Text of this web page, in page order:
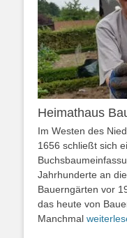
Heimathaus
Im Westen des
1656 schließt sich
Jahrhunderte an
Bauerngärten vor
das heute von
Manchmal